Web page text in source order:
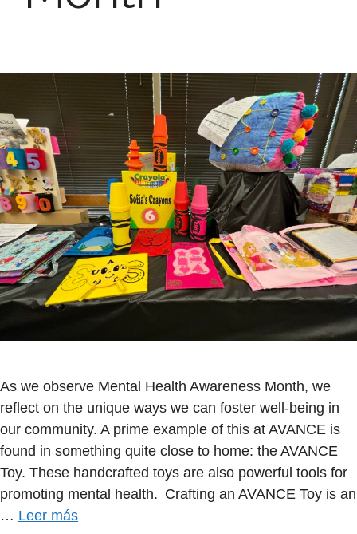
As we observe Mental Health Awareness Month, we
reflect on the unique ways we can foster well-being in
our community. A prime example of this at AVANCE is
found in something quite close to home: the AVANCE
Toy. These handcrafted toys are also powerful tools for
promoting mental health. Crafting an AVANCE Toy is an
… Leer más